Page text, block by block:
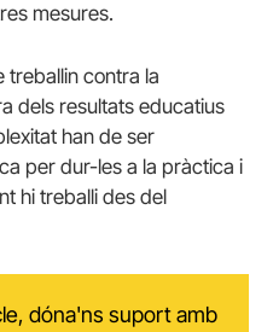
mesures.
treballin contra la
dels resultats educatius
han de ser
per dur-les a la pràctica i
hi treballi des del
dóna'ns suport amb